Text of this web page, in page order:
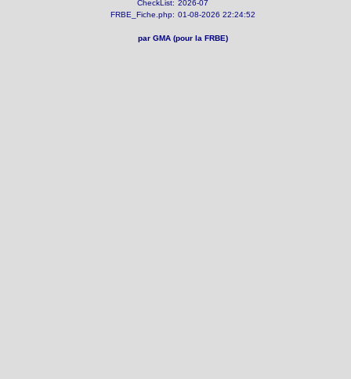
CheckList: 2026-07
FRBE_Fiche.php: 01-08-2026 22:24:52
par GMA (pour la FRBE)